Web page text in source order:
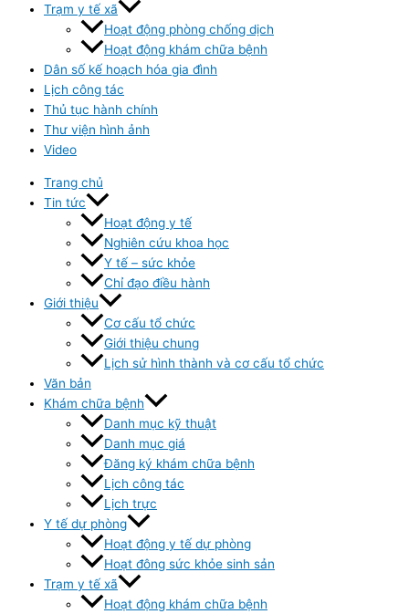
Trạm y tế xã
Hoạt động phòng chống dịch
Hoạt động khám chữa bệnh
Dân số kế hoạch hóa gia đình
Lịch công tác
Thủ tục hành chính
Thư viện hình ảnh
Video
Trang chủ
Tin tức
Hoạt động y tế
Nghiên cứu khoa học
Y tế – sức khỏe
Chỉ đạo điều hành
Giới thiệu
Cơ cấu tổ chức
Giới thiệu chung
Lịch sử hình thành và cơ cấu tổ chức
Văn bản
Khám chữa bệnh
Danh mục kỹ thuật
Danh mục giá
Đăng ký khám chữa bệnh
Lịch công tác
Lịch trực
Y tế dự phòng
Hoạt động y tế dự phòng
Hoạt đông sức khỏe sinh sản
Trạm y tế xã
Hoạt động khám chữa bệnh